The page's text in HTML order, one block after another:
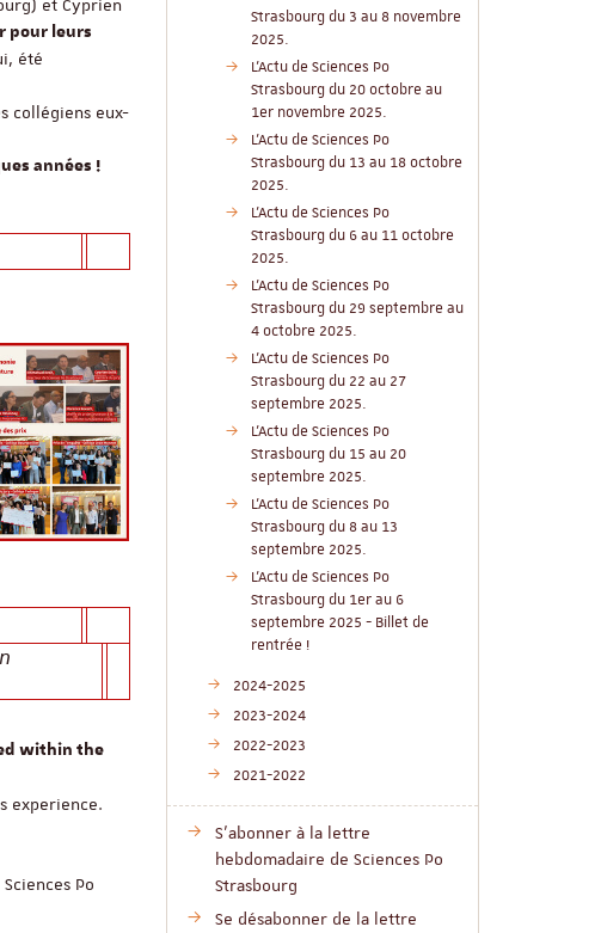
et Cyprien
pour leurs
été
collégiens eux-
années !
within the
experience.
Po
Strasbourg du 3 au 8 novembre
2025.
L'Actu de Sciences Po
Strasbourg du 20 octobre au
1er novembre 2025.
L'Actu de Sciences Po
Strasbourg du 13 au 18 octobre
2025.
L'Actu de Sciences Po
Strasbourg du 6 au 11 octobre
2025.
L'Actu de Sciences Po
Strasbourg du 29 septembre au
4 octobre 2025.
L'Actu de Sciences Po
Strasbourg du 22 au 27
septembre 2025.
L'Actu de Sciences Po
Strasbourg du 15 au 20
septembre 2025.
L'Actu de Sciences Po
Strasbourg du 8 au 13
septembre 2025.
L'Actu de Sciences Po
Strasbourg du 1er au 6
septembre 2025 - Billet de
rentrée !
2024-2025
2023-2024
2022-2023
2021-2022
S'abonner à la lettre
hebdomadaire de Sciences Po
Strasbourg
Se désabonner de la lettre